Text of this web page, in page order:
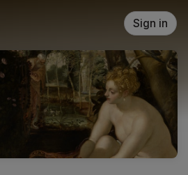
Sign in